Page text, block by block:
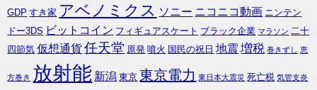
GDP すき家 アベノミクス ソニー ニコニコ動画 ニンテン
ドー3DS ビットコイン フィギュアスケート ブラック企業 マラソン 二十
四節気 仮想通貨 任天堂 原発 噴火 国民の祝日 地震 増税 巻きずし 恵
方巻き 放射能 新潟 東京 東京電力 東日本大震災 死亡税 気管支炎